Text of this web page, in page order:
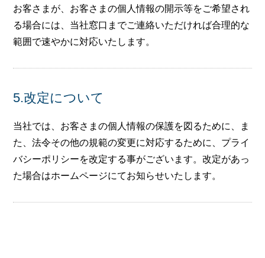
お客さまが、お客さまの個人情報の開示等をご希望され
る場合には、当社窓口までご連絡いただければ合理的な
範囲で速やかに対応いたします。
5.改定について
当社では、お客さまの個人情報の保護を図るために、ま
た、法令その他の規範の変更に対応するために、プライ
バシーポリシーを改定する事がございます。改定があっ
た場合はホームページにてお知らせいたします。